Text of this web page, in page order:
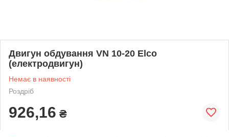
Двигун обдування VN 10-20 Elco
(електродвигун)
Немає в наявності
Роздріб
926,16 ₴